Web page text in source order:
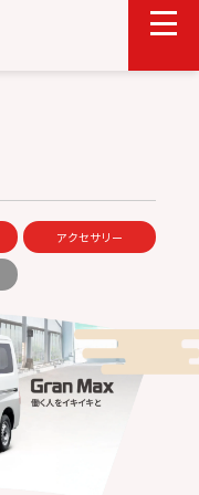
アクセサリー